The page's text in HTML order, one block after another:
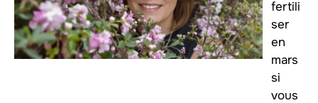
fertili
ser
en
mars
si
vous